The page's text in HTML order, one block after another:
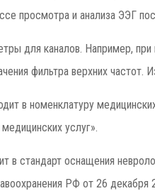
просмотра и анализа ЭЭГ
для каналов. Например,
фильтра верхних
в номенклатуру
услуг».
в стандарт оснащения
РФ от 26